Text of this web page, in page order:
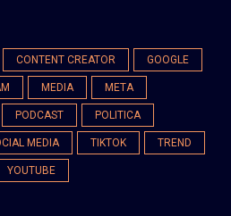
CONTENT CREATOR GOOGLE
MEDIA META
PODCAST POLITICA
MEDIA TIKTOK TREND
YOUTUBE